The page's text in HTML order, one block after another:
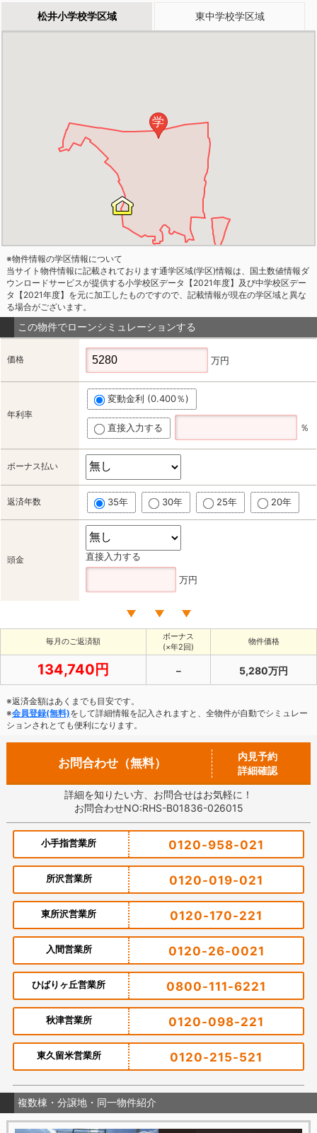
松井小学校学区域 東中学校学区域
学
※物件情報の学区情報について
当サイト物件情報に記載されております通学区域(学区)情報は、国土数値情報ダ
ウンロードサービスが提供する小学校区データ【2021年度】及び中学校区デー
タ【2021年度】を元に加工したものですので、記載情報が現在の学区域と異な
る場合がございます。
この物件でローンシミュレーションする
価格 万円
年利率
変動金利 (0.400％)
直接入力する ％
ボーナス払い
返済年数 35年 30年 25年 20年
頭金 直接入力する
万円
毎月のご返済額
ボーナス
(×年2回)
物件価格
134,740円 － 5,280万円
※返済金額はあくまでも目安です。
※会員登録(無料)をして詳細情報を記入されますと、全物件が自動でシミュレー
ションされとても便利になります。
お問合わせ（無料）
内見予約
詳細確認
詳細を知りたい方、お問合せはお気軽に！
お問合わせNO:RHS-B01836-026015
小手指営業所 0120-958-021
所沢営業所 0120-019-021
東所沢営業所 0120-170-221
入間営業所 0120-26-0021
ひばりヶ丘営業所 0800-111-6221
秋津営業所 0120-098-221
東久留米営業所 0120-215-521
複数棟・分譲地・同一物件紹介